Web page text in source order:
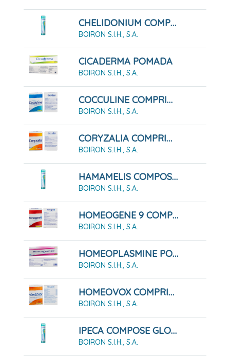
CHELIDONIUM COMPOSE GLOBULOS BOIRON
BOIRON S.I.H., S.A.
CICADERMA POMADA
BOIRON S.I.H., S.A.
COCCULINE COMPRIMIDOS SUBLINGUALES, 40 COMPRIMIDOS
BOIRON S.I.H., S.A.
CORYZALIA COMPRIMIDOS SUBLINGUALES, 40 COMPRIMIDOS
BOIRON S.I.H., S.A.
HAMAMELIS COMPOSE GLOBULOS BOIRON
BOIRON S.I.H., S.A.
HOMEOGENE 9 COMPRIMIDOS
BOIRON S.I.H., S.A.
HOMEOPLASMINE POMADA
BOIRON S.I.H., S.A.
HOMEOVOX COMPRIMIDOS RECUBIERTOS
BOIRON S.I.H., S.A.
IPECA COMPOSE GLOBULOS BOIRON
BOIRON S.I.H., S.A.